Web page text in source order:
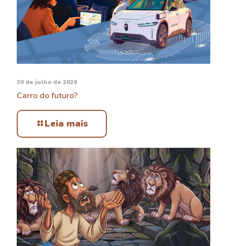
30 de julho de 2026
Carro do futuro?
Leia mais